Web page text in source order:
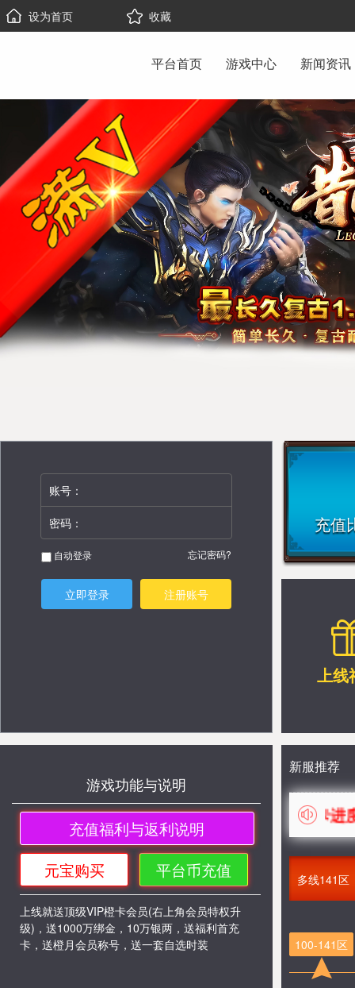
设为首页 收藏
平台首页 游戏中心 新闻资讯
账号：
密码：
自动登录 忘记密码?
立即登录 注册账号
游戏功能与说明
充值福利与返利说明
元宝购买
平台币充值
上线就送顶级VIP橙卡会员(右上角会员特权升
级)，送1000万绑金，10万银两，送福利首充
卡，送橙月会员称号，送一套自选时装
充值
上线
新服推荐
进入游戏黑屏、卡进度条
多线141区
100-141区